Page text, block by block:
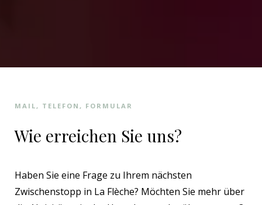
MAIL, TELEFON, FORMULAR
Wie erreichen Sie uns?
Haben Sie eine Frage zu Ihrem nächsten
Zwischenstopp in La Flèche? Möchten Sie mehr über